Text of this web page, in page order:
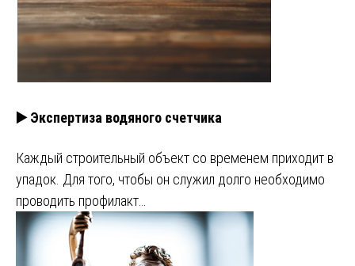
▶️ Экспертиза водяного счетчика
Каждый строительный объект со временем приходит в
упадок. Для того, чтобы он служил долго необходимо
проводить профилакт…